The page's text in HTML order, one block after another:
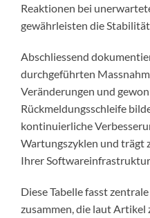
Reaktionen bei
gewährleisten die
Abschliessend
durchgeführten
Veränderungen und
Rückmeldungsschleife
kontinuierliche
Wartungszyklen und trägt
Ihrer
Diese Tabelle fasst
zusammen, die laut Artikel